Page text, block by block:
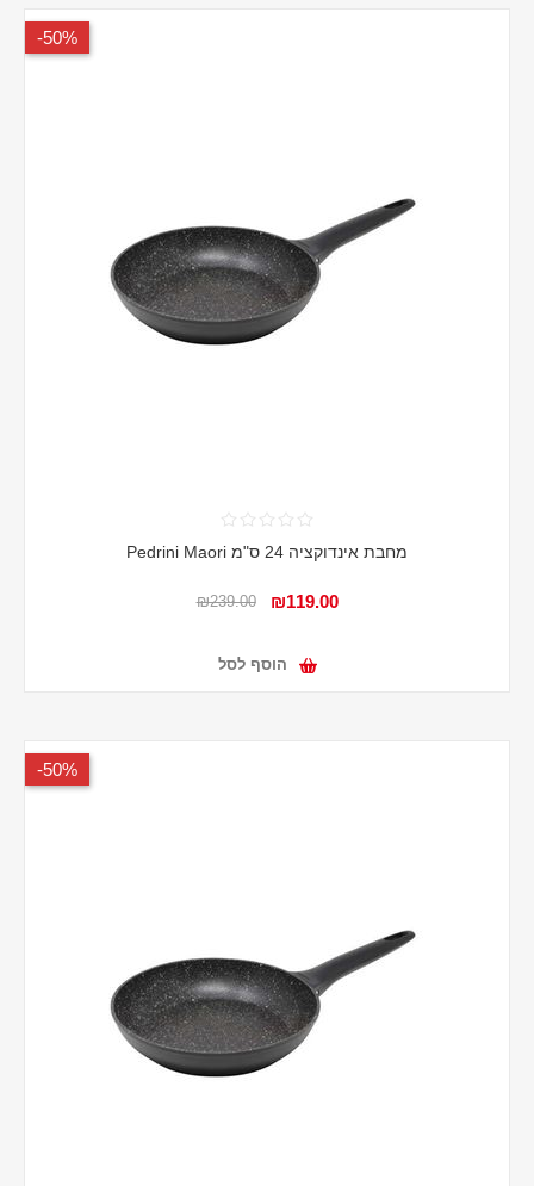
50%-
מחבת אינדוקציה 24 ס"מ Pedrini Maori
₪119.00
₪239.00
הוסף לסל
50%-